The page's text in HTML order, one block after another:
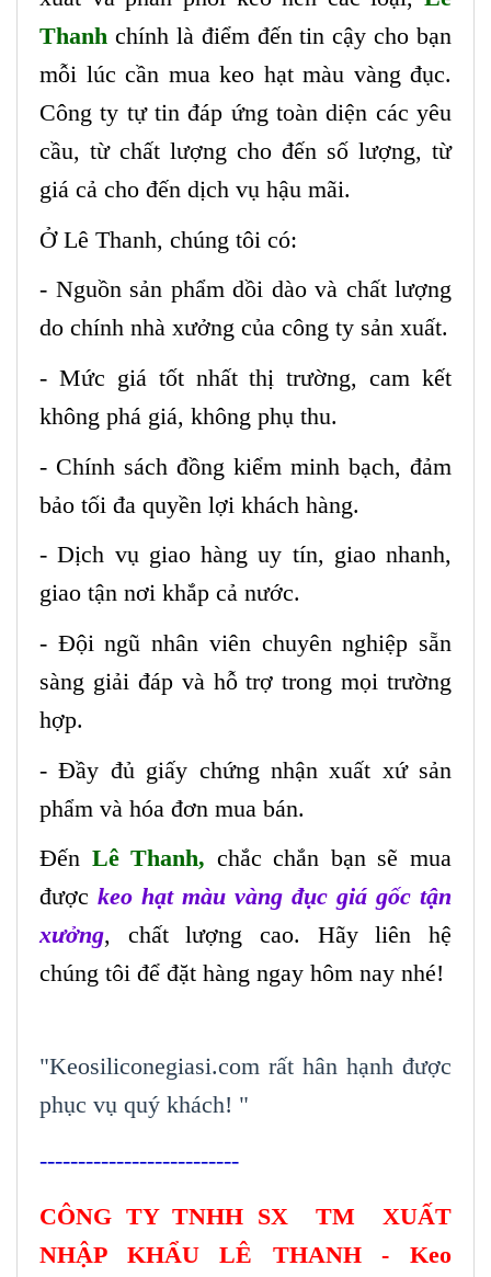
Thanh chính là điểm đến tin cậy cho bạn
mỗi lúc cần mua keo hạt màu vàng đục.
Công ty tự tin đáp ứng toàn diện các yêu
cầu, từ chất lượng cho đến số lượng, từ
giá cả cho đến dịch vụ hậu mãi.
Ở Lê Thanh, chúng tôi có:
- Nguồn sản phẩm dồi dào và chất lượng
do chính nhà xưởng của công ty sản xuất.
- Mức giá tốt nhất thị trường, cam kết
không phá giá, không phụ thu.
- Chính sách đồng kiểm minh bạch, đảm
bảo tối đa quyền lợi khách hàng.
- Dịch vụ giao hàng uy tín, giao nhanh,
giao tận nơi khắp cả nước.
- Đội ngũ nhân viên chuyên nghiệp sẵn
sàng giải đáp và hỗ trợ trong mọi trường
hợp.
- Đầy đủ giấy chứng nhận xuất xứ sản
phẩm và hóa đơn mua bán.
Đến Lê Thanh, chắc chắn bạn sẽ mua
được keo hạt màu vàng đục giá gốc tận
xưởng, chất lượng cao. Hãy liên hệ
chúng tôi để đặt hàng ngay hôm nay nhé!
"Keosiliconegiasi.com rất hân hạnh được
phục vụ quý khách! "
--------------------------
CÔNG TY TNHH SX TM XUẤT
NHẬP KHẨU LÊ THANH - Keo